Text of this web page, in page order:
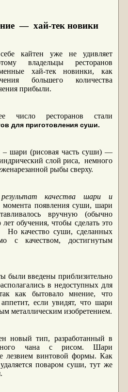
― хай-тек новики
кайтен уже не удивляет
владельцы ресторанов
хай-тек новинки, как
большего количества
прибыли.
число ресторанов стали
для приготовления суши.
шари (рисовая часть суши) ―
слой риса, немного
рыбы сверху.
качества шари и
появления суши, шари
вручную (обычно
лет обучения, чтобы сделать это
Но качество суши, сделанных
с качеством, достигнутым
были введены приблизительно
в недоступных для
как бытовало мнение, что
если увидят, что шари
металлическим изобретением.
новый тип, разработанный в
чана с рисом. Шари
лезвием винтовой формы. Как
поваром суши, тут же